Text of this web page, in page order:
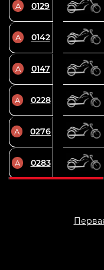
A 0129
A 0142
A 0147
A 0228
A 0276
A 0283